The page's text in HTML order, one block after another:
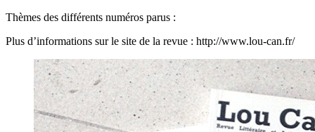
Thèmes des différents numéros parus :
Plus d’informations sur le site de la revue : http://www.lou-can.fr/